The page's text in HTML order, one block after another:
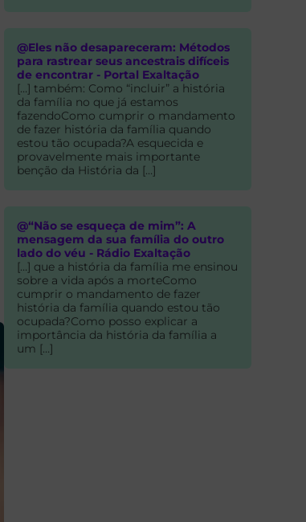
@Eles não desapareceram: Métodos
para rastrear seus ancestrais difíceis
de encontrar - Portal Exaltação
[…] também: Como “incluir” a história
da família no que já estamos
fazendoComo cumprir o mandamento
de fazer história da família quando
estou tão ocupada?A esquecida e
provavelmente mais importante
benção da História da […]
@“Não se esqueça de mim”: A
mensagem da sua família do outro
lado do véu - Rádio Exaltação
[…] que a história da família me ensinou
sobre a vida após a morteComo
cumprir o mandamento de fazer
história da família quando estou tão
ocupada?Como posso explicar a
importância da história da família a
um […]